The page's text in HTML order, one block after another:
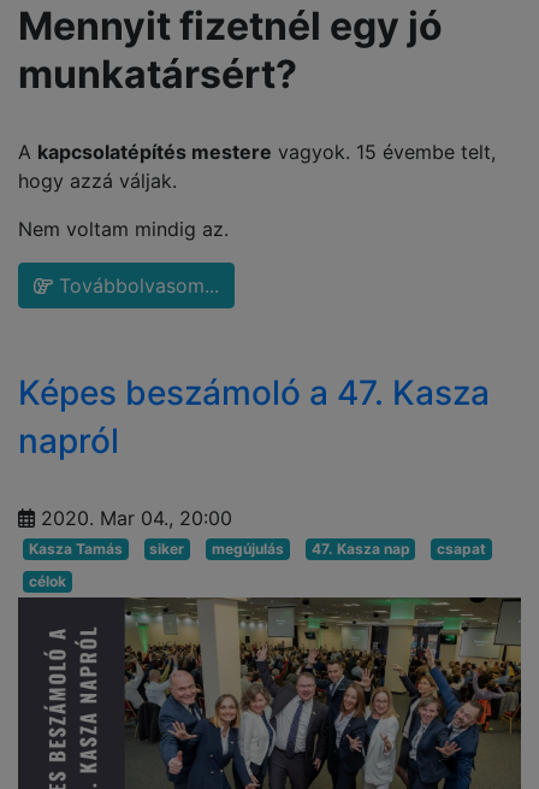
Mennyit fizetnél egy jó
munkatársért?
A kapcsolatépítés mestere vagyok. 15 évembe telt,
hogy azzá váljak.
Nem voltam mindig az.
Továbbolvasom...
Képes beszámoló a 47. Kasza
napról
2020. Mar 04., 20:00
Kasza Tamás siker megújulás 47. Kasza nap
csapat
célok